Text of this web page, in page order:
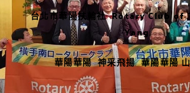
台北市華陽扶輪社Rotary Club of
Yang
華陽華陽 神采飛揚 華陽華陽